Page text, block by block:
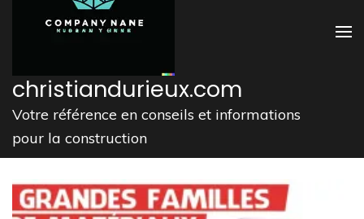
christiandurieux.com
Votre référence en conseils et informations
pour la construction